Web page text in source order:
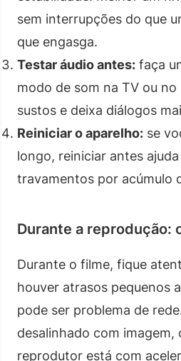
sem interrupções do que
que engasga.
Testar áudio antes: faça
modo de som na TV ou
sustos e deixa diálogos
Reiniciar o aparelho: se
longo, reiniciar antes
travamentos por acúmulo
Durante a reprodução:
Durante o filme, fique
houver atrasos pequenos
pode ser problema de
desalinhado com imagem,
reprodutor está com